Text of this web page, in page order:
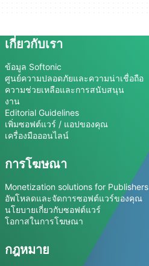
เกี่ยวกับเรา
ข้อมูล Softonic
ศูนย์ความปลอดภัยและความน่าเชื่อถือ
ความช่วยเหลือและการสนับสนุน
งาน
Editorial Guidelines
เพิ่มซอฟต์แวร์ / แอปของคุณ
เครื่องมือออนไลน์
การโฆษณา
Monetization solutions for Publishers
อัพโหลดและจัดการซอฟต์แวร์ของคุณ
นโยบายเกี่ยวกับซอฟต์แวร์
โอกาสในการโฆษณา
กฎหมาย